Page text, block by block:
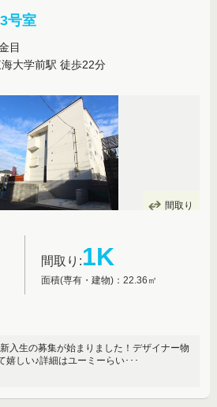
号室
目
大学前駅 徒歩22分
間取り
間取り:1K
面積(専有・建物)：22.36㎡
入生の募集が始まりました！デザイナー物
嬉しい♪詳細はユーミーらい･･･